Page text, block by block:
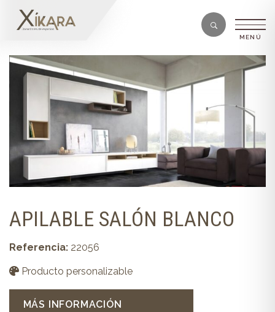
APILABLE SALÓN BLANCO
Referencia: 22056
Producto personalizable
MÁS INFORMACIÓN